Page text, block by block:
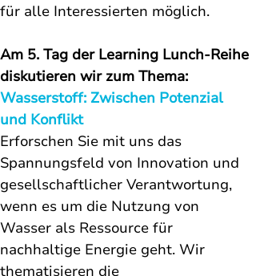
für alle Interessierten möglich.
Am 5. Tag der Learning Lunch-Reihe
diskutieren wir zum Thema:
Wasserstoff: Zwischen Potenzial
und Konflikt
Erforschen Sie mit uns das
Spannungsfeld von Innovation und
gesellschaftlicher Verantwortung,
wenn es um die Nutzung von
Wasser als Ressource für
nachhaltige Energie geht. Wir
thematisieren die